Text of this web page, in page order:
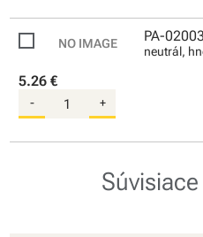
PA-
neutrál,
5.26 €
- +